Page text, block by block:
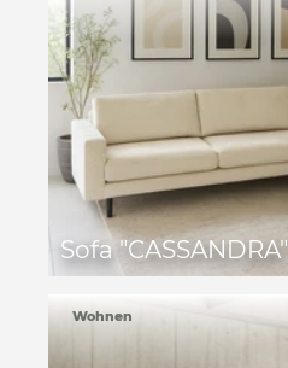
Sofa "CASSANDRA"
Wohnen